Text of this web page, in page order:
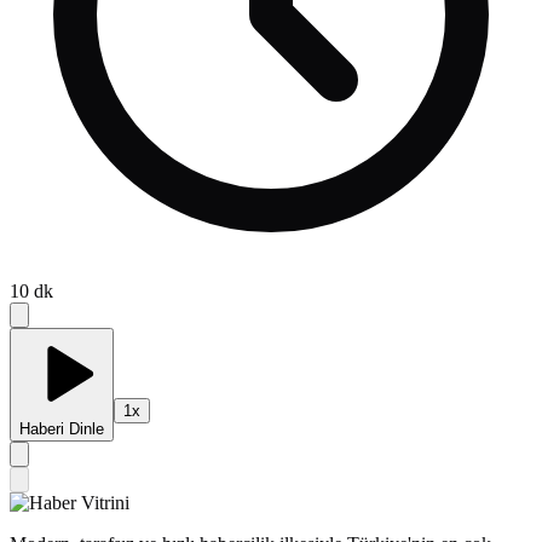
10 dk
Haberi Dinle
1x